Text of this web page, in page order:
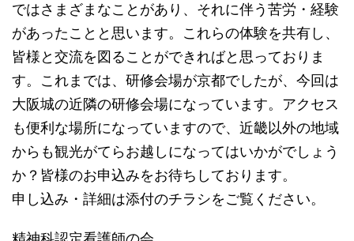
ではさまざまなことがあり、それに伴う苦労・経験
があったことと思います。これらの体験を共有し、
皆様と交流を図ることができればと思っておりま
す。これまでは、研修会場が京都でしたが、今回は
大阪城の近隣の研修会場になっています。アクセス
も便利な場所になっていますので、近畿以外の地域
からも観光がてらお越しになってはいかがでしょう
か？皆様のお申込みをお待ちしております。
申し込み・詳細は添付のチラシをご覧ください。